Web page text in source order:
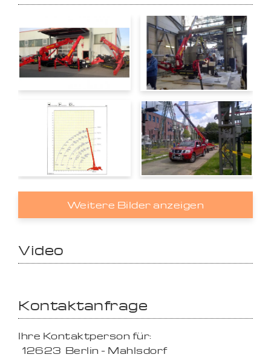
Weitere Bilder anzeigen
Video
Kontaktanfrage
Ihre Kontaktperson für:
12623 Berlin - Mahlsdorf